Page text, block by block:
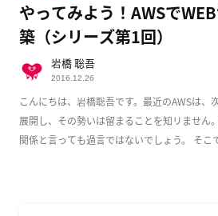
やってみよう！AWSで
築（シリーズ第1回）
こんにちは、岩橋聡吾です。最近のAWSは、
展開し、その勢いは留まることを知リません
関係と言っても過言ではないでしょう。 そこ
岩橋 聡吾
2016.12.26